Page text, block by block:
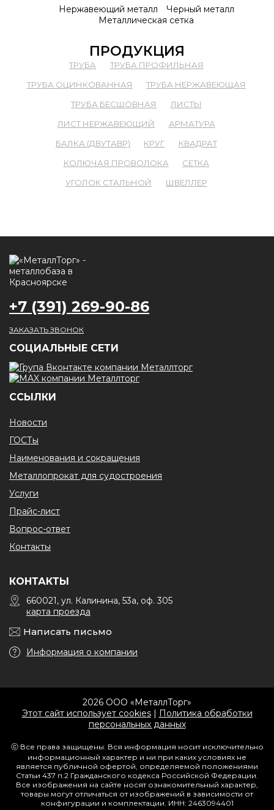
Нержавеющий металл
Черный металл
Металлическая сетка
ПРОДУКЦИЯ
ТРУБА
ТРУБА ПРОФИЛЬНАЯ
ТРУБА ОЦИНКОВАННАЯ
ТРУБА НЕРЖАВЕЮЩАЯ
ТРУБА БЕСШОВНАЯ
ЛИСТЫ
ЛИСТ НЕРЖАВЕЮЩИЙ
АРМАТУРА
БАЛКА (ДВУТАВР)
КРУГ
КВАДРАТ
КОЛЮЧАЯ ПРОВОЛОКА
СЕТКА
УГОЛОК СТАЛЬНОЙ
ШВЕЛЛЕР
+7 (391) 269-90-86
ЗАКАЗАТЬ ЗВОНОК
CОЦИАЛЬНЫЕ СЕТИ
ССЫЛКИ
Новости
ГОСТы
Наименования и сокращения
Металлопрокат для судостроения
Услуги
Прайс-лист
Вопрос-ответ
Контакты
КОНТАКТЫ
660021, ул. Калинина, 53а, оф. 305
карта проезда
Написать письмо
Информация о компании
2026 ООО «МеталлТорг»
Этот сайт использует cookies| Политика обработки
персональных данных
ⓒ Все права защищены. Вся информация носит исключительно
информационный характер и ни при каких условиях не
является публичной офертой, определяемой положениями
Статьи 437 п.2 Гражданского кодекса Российской Федерации.
Все изображения на сайте носят ознакомительный характер,
товары могут отличаться от изображений в зависимости от
конфигурации и комплектации. ИНН: 2463094401